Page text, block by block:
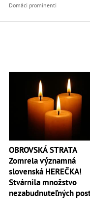
Domáci prominenti
OBROVSKÁ STRATA
Zomrela významná
slovenská HEREČKA!
Stvárnila množstvo
nezabudnuteľných